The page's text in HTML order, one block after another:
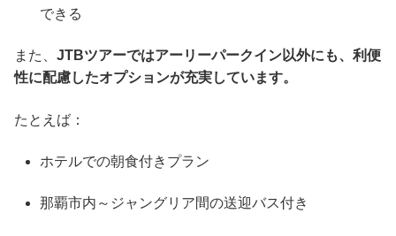
できる
また、 JTBツアーではアーリーパークイン以外にも、利便
性に配慮したオプションが充実しています。
たとえば：
ホテルでの朝食付きプラン
那覇市内～ジャングリア間の送迎バス付き